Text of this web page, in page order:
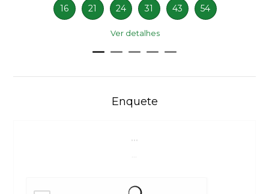
16 21 24 31 43 54
Ver detalhes
Enquete
...
...